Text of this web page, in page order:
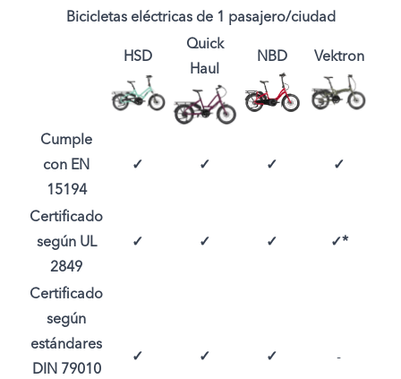
Bicicletas eléctricas de 1 pasajero/ciudad
HSD
Quick
Haul
NBD Vektron
Cumple
con EN
15194
✓ ✓ ✓ ✓
Certificado
según UL
2849
✓ ✓ ✓ ✓*
Certificado
según
estándares
DIN 79010
✓ ✓ ✓ -